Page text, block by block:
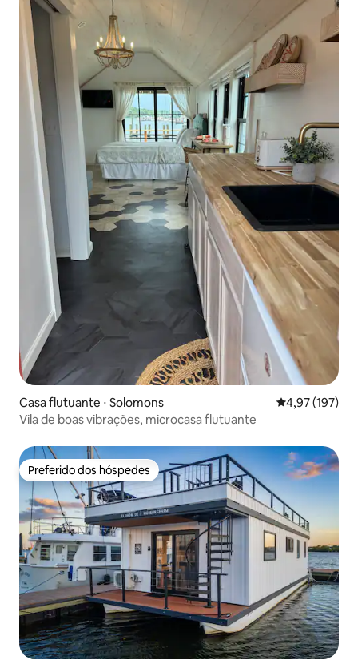
Casa flutuante ⋅ Solomons 4,97 de uma
4,97 (197)
Vila de boas vibrações, microcasa flutuante
Preferido dos hóspedes
Preferido dos hóspedes